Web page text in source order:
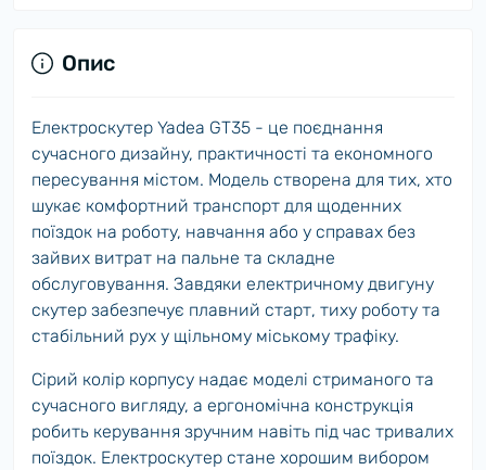
Опис
Електроскутер Yadea GT35 - це поєднання
сучасного дизайну, практичності та економного
пересування містом. Модель створена для тих, хто
шукає комфортний транспорт для щоденних
поїздок на роботу, навчання або у справах без
зайвих витрат на пальне та складне
обслуговування. Завдяки електричному двигуну
скутер забезпечує плавний старт, тиху роботу та
стабільний рух у щільному міському трафіку.
Сірий колір корпусу надає моделі стриманого та
сучасного вигляду, а ергономічна конструкція
робить керування зручним навіть під час тривалих
поїздок. Електроскутер стане хорошим вибором